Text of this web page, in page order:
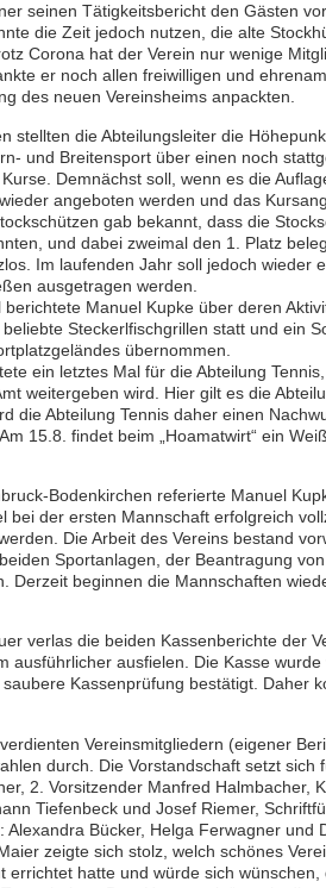
seinen Tätigkeitsbericht den Gästen
die Zeit jedoch nutzen, die alte
Corona hat der Verein nur wenige
er noch allen freiwilligen und
des neuen Vereinsheims anpackten.
stellten die Abteilungsleiter die
und Breitensport über einen noch
Demnächst soll, wenn es die
angeboten werden und das
gab bekannt, dass die
und dabei zweimal den 1. Platz
Im laufenden Jahr soll jedoch wieder
ausgetragen werden.
Manuel Kupke über deren
Steckerlfischgrillen statt und ein
übernommen.
ein letztes Mal für die Abteilung
weitergeben wird. Hier gilt es die
die Abteilung Tennis daher einen
15.8. findet beim „Hoamatwirt“ ein
Bodenkirchen referierte Manuel
bei der ersten Mannschaft erfolgreich
Die Arbeit des Vereins bestand
Sportanlagen, der Beantragung
Derzeit beginnen die Mannschaften
verlas die beiden Kassenberichte der
ausführlicher ausfielen. Die Kasse
Kassenprüfung bestätigt. Daher
Vereinsmitgliedern (eigener
durch. Die Vorstandschaft setzt sich
2. Vorsitzender Manfred Halmbacher,
Tiefenbeck und Josef Riemer,
Alexandra Bücker, Helga Ferwagner und
zeigte sich stolz, welch schönes
errichtet hatte und würde sich